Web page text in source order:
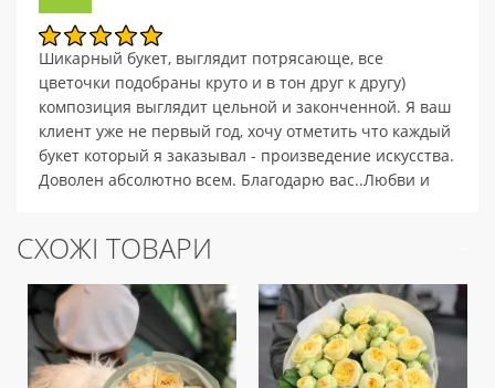
Шикарный букет, выглядит потрясающе, все
цветочки подобраны круто и в тон друг к другу)
композиция выглядит цельной и законченной. Я ваш
клиент уже не первый год, хочу отметить что каждый
букет который я заказывал - произведение искусства.
Доволен абсолютно всем. Благодарю вас..Любви и
СХОЖІ ТОВАРИ